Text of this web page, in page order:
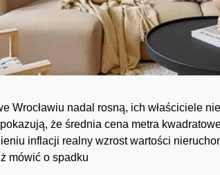
Wrocławiu nadal rosną, ich właściciele
że średnia cena metra
inflacji realny wzrost wartości
mówić o spadku